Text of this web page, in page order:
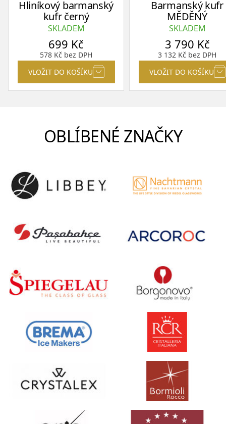
Hliníkový barmanský
kufr černý
SKLADEM
699 Kč
578 Kč bez DPH
VLOŽIT DO KOŠÍKU
Barmanský kufr
MĚDĚNÝ
SKLADEM
3 790 Kč
3 132 Kč bez DPH
VLOŽIT DO KOŠÍKU
OBLÍBENÉ ZNAČKY